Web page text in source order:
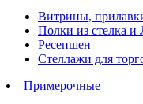
Витрины,
Полки из стелка
Ресепшен
Стеллажи для
Примерочные